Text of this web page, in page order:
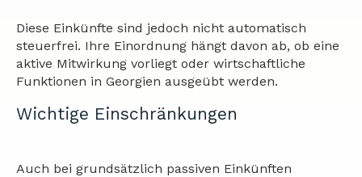
Diese Einkünfte sind jedoch nicht automatisch
steuerfrei. Ihre Einordnung hängt davon ab, ob eine
aktive Mitwirkung vorliegt oder wirtschaftliche
Funktionen in Georgien ausgeübt werden.
Wichtige Einschränkungen
Auch bei grundsätzlich passiven Einkünften